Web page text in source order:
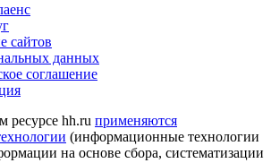
сайтов
данных
соглашение
hh.ru применяются
(информационные технологии
на основе сбора, систематизации